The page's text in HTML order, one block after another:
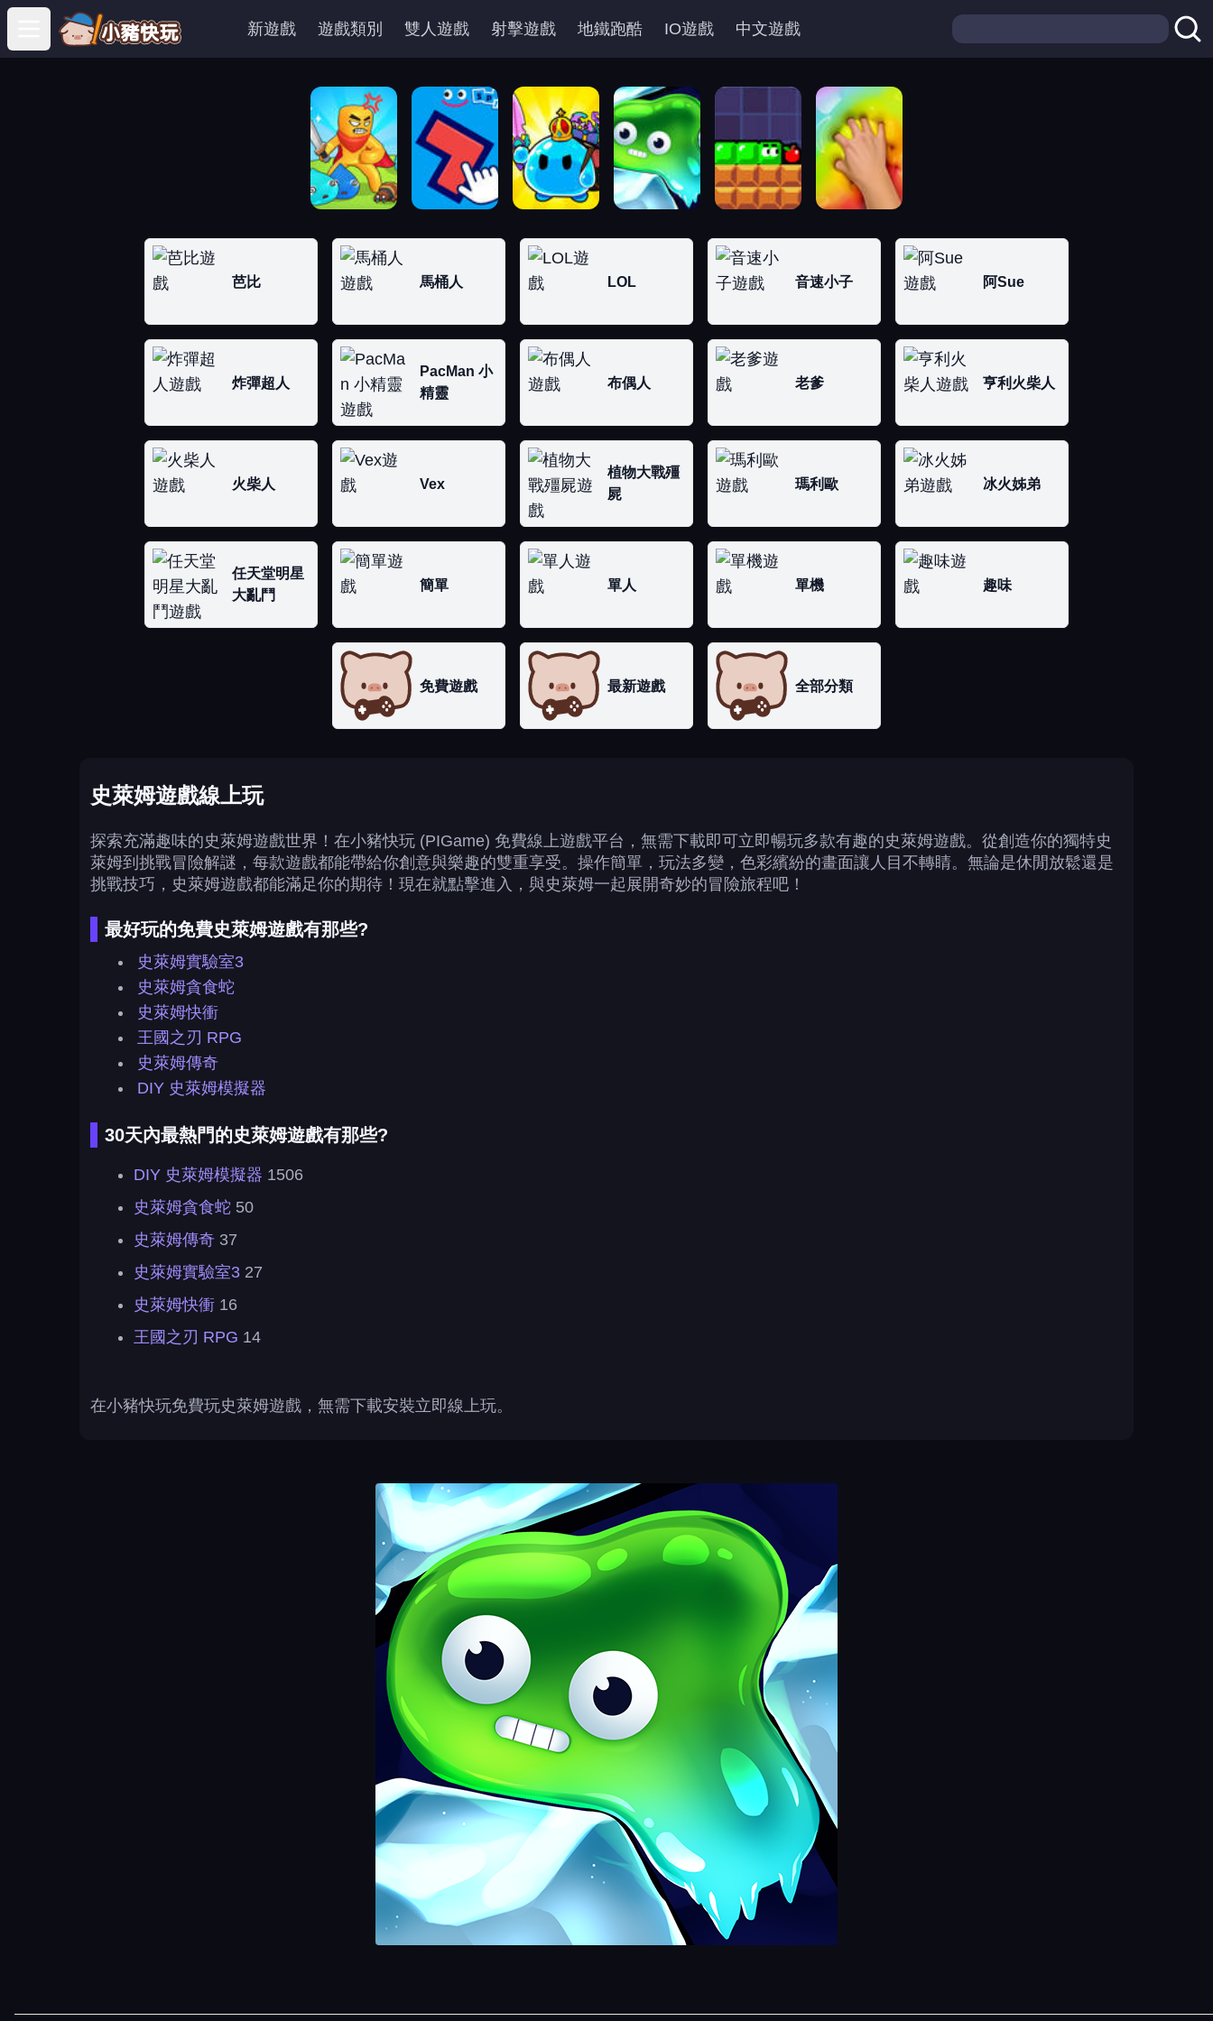
Open main menu
新遊戲 遊戲類別 雙人遊戲 射擊遊戲 地鐵跑酷 IO遊戲 中文遊戲
芭比 馬桶人 LOL 音速小子 阿Sue
炸彈超人
PacMan 小
精靈
布偶人 老爹 亨利火柴人
火柴人 Vex
植物大戰殭
屍
瑪利歐 冰火姊弟
任天堂明星
大亂鬥
簡單 單人 單機 趣味
免費遊戲 最新遊戲 全部分類
史萊姆遊戲線上玩
探索充滿趣味的史萊姆遊戲世界！在小豬快玩 (PIGame) 免費線上遊戲平台，無需下載即可立即暢玩多款有趣的史萊姆遊戲。從創造你的獨特史
萊姆到挑戰冒險解謎，每款遊戲都能帶給你創意與樂趣的雙重享受。操作簡單，玩法多變，色彩繽紛的畫面讓人目不轉睛。無論是休閒放鬆還是
挑戰技巧，史萊姆遊戲都能滿足你的期待！現在就點擊進入，與史萊姆一起展開奇妙的冒險旅程吧！
最好玩的免費史萊姆遊戲有那些?
史萊姆實驗室3
史萊姆貪食蛇
史萊姆快衝
王國之刃 RPG
史萊姆傳奇
DIY 史萊姆模擬器
30天內最熱門的史萊姆遊戲有那些?
DIY 史萊姆模擬器 1506
史萊姆貪食蛇 50
史萊姆傳奇 37
史萊姆實驗室3 27
史萊姆快衝 16
王國之刃 RPG 14
在小豬快玩免費玩史萊姆遊戲，無需下載安裝立即線上玩。